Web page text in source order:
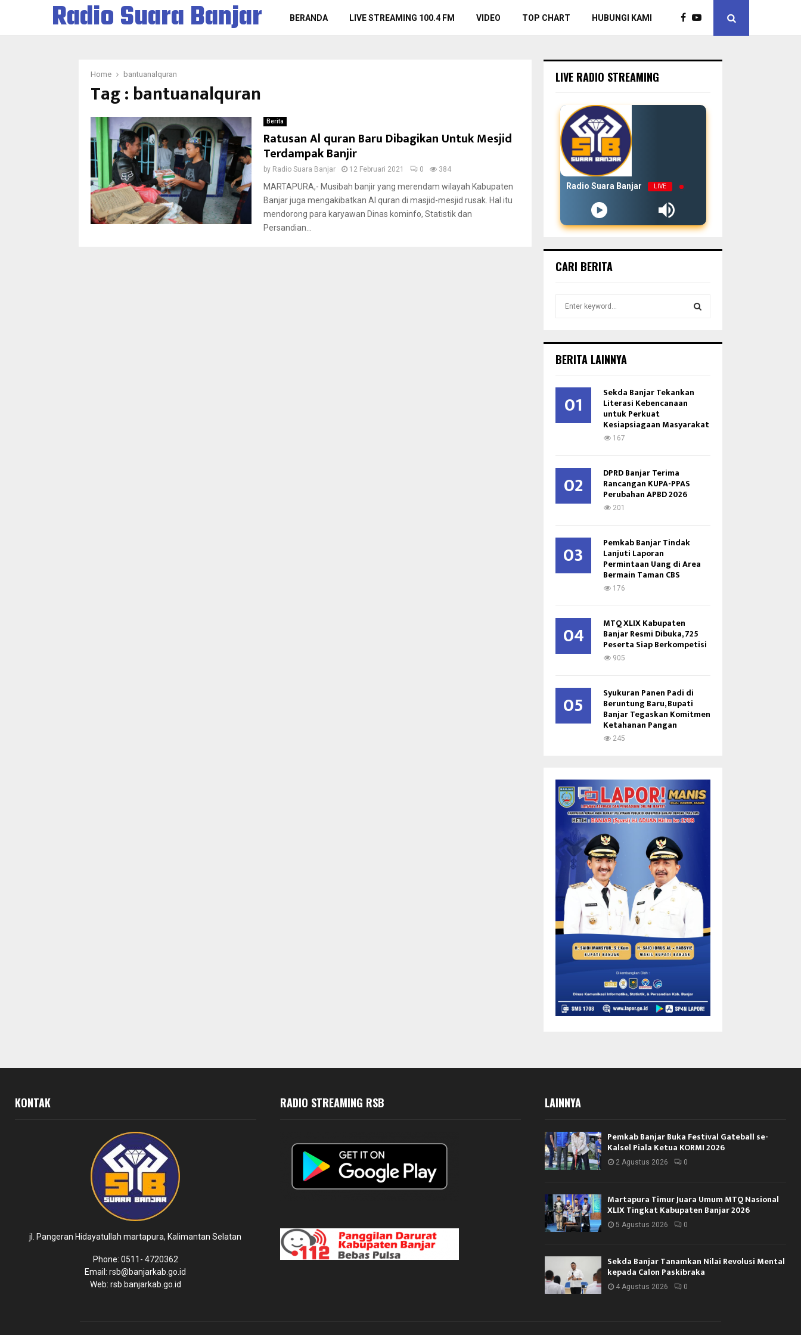
Radio Suara Banjar BERANDA LIVE STREAMING 100.4 FM VIDEO TOP CHART HUBUNGI KAMI
Home bantuanalquran
Tag : bantuanalquran
Berita
Ratusan Al quran Baru Dibagikan Untuk Mesjid
Terdampak Banjir
by Radio Suara Banjar 12 Februari 2021 0 384
MARTAPURA,- Musibah banjir yang merendam wilayah Kabupaten
Banjar juga mengakibatkan Al quran di masjid-mesjid rusak. Hal itu
mendorong para karyawan Dinas kominfo, Statistik dan
Persandian...
LIVE RADIO STREAMING
Radio Suara Banjar LIVE
CARI BERITA
h
o
C
BERITA LAINNYA
01 Sekda Banjar Tekankan
Literasi Kebencanaan
untuk Perkuat
Kesiapsiagaan Masyarakat
167
02 DPRD Banjar Terima
Rancangan KUPA-PPAS
Perubahan APBD 2026
201
03 Pemkab Banjar Tindak
Lanjuti Laporan
Permintaan Uang di Area
Bermain Taman CBS
176
04 MTQ XLIX Kabupaten
Banjar Resmi Dibuka, 725
Peserta Siap Berkompetisi
905
05 Syukuran Panen Padi di
Beruntung Baru, Bupati
Banjar Tegaskan Komitmen
Ketahanan Pangan
245
KONTAK
jl. Pangeran Hidayatullah martapura, Kalimantan Selatan
Phone: 0511- 4720362
Email: rsb@banjarkab.go.id
Web: rsb.banjarkab.go.id
RADIO STREAMING RSB LAINNYA
Pemkab Banjar Buka Festival Gateball se-
Kalsel Piala Ketua KORMI 2026
2 Agustus 2026 0
Martapura Timur Juara Umum MTQ Nasional
XLIX Tingkat Kabupaten Banjar 2026
5 Agustus 2026 0
Sekda Banjar Tanamkan Nilai Revolusi Mental
kepada Calon Paskibraka
4 Agustus 2026 0